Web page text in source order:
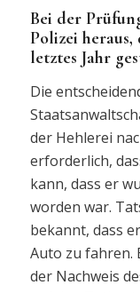
Bei der
Polizei heraus,
letztes Jahr
Die
der Hehlerei
erforderlich,
kann, dass er
worden war.
bekannt, dass
Auto zu fahren.
der Nachweis